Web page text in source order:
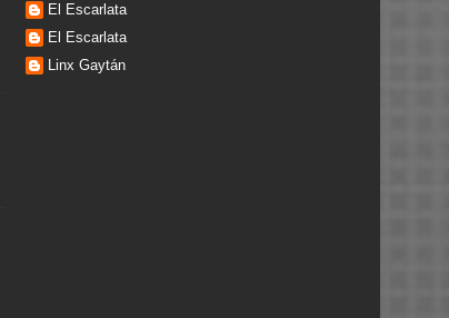
El Escarlata
El Escarlata
Linx Gaytán